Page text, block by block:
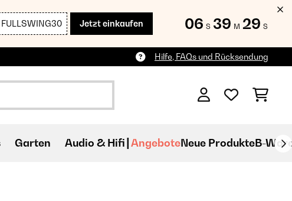
FULLSWING30 Jetzt einkaufen 06 S 39 M 28 S
Hilfe, FAQs und Rücksendung
Garten Audio & Hifi AngeboteNeue ProdukteB-